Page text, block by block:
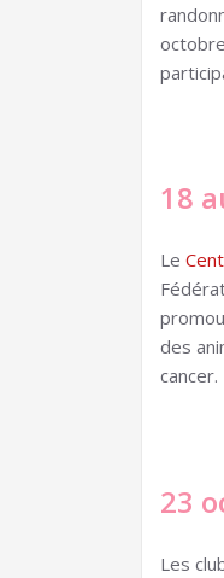
18
Le
des
cancer.
23
Les